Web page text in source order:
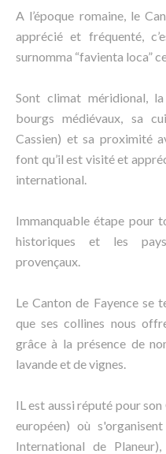
A l’époque romaine, le
apprécié et fréquenté,
surnomma “favienta loca”
Sont climat méridional,
bourgs médiévaux, sa
Cassien) et sa proximité
font qu’il est visité et
international.
Immanquable étape pour
historiques et les
provençaux.
Le Canton de Fayence se
que ses collines nous
grâce à la présence de
lavande et de vignes.
IL est aussi réputé pour
européen) où
International de